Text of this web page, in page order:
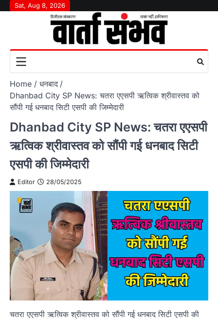
SkipSat, Aug 8, 2026
Home
धनबाद
Dhanbad City SP News: चतरा एएसपी ऋत्विक श्रीवास्तव को
सौंपी गई धनबाद सिटी एसपी की जिम्मेदारी
Dhanbad City SP News: चतरा एएसपी
ऋत्विक श्रीवास्तव को सौंपी गई धनबाद सिटी
एसपी की जिम्मेदारी
Editor 28/05/2025
चतरा एएसपी ऋत्विक श्रीवास्तव को सौंपी गई धनबाद सिटी एसपी की